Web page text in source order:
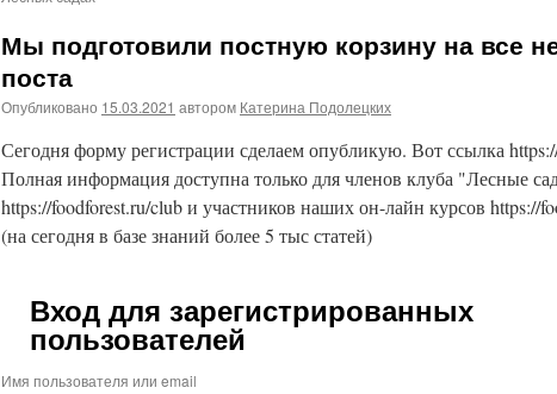
Мы подготовили постную корзину на все
поста
Опубликовано 15.03.2021 автором Катерина Подолецких
Сегодня форму регистрации сделаем опубликую. Вот ссылка
Полная информация доступна только для членов клуба "Лесные
https://foodforest.ru/club и участников наших он-лайн курсов https://
(на сегодня в базе знаний более 5 тыс статей)
Вход для зарегистрированных
пользователей
Имя пользователя или email